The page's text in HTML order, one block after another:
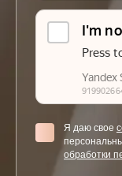
Я даю свое
обработки